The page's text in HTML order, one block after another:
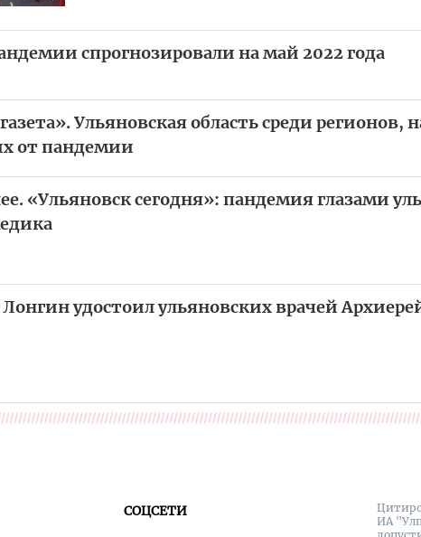
спрогнозировали на май 2022 года
Ульяновская область среди регионов,
от пандемии
«Ульяновск сегодня»: пандемия глазами
удостоил ульяновских врачей
СОЦСЕТИ
ИА